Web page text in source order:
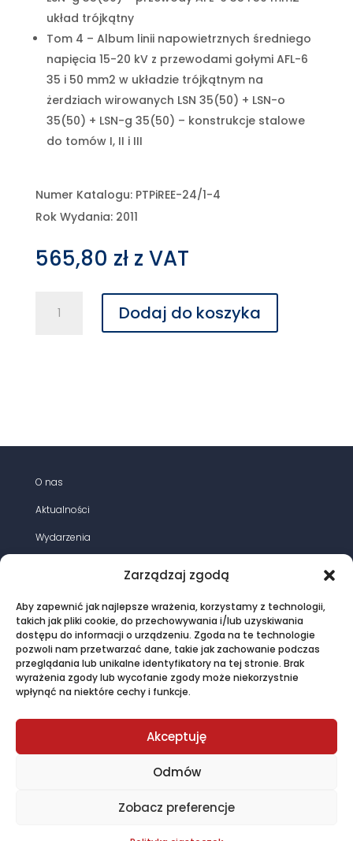
Zarządzaj zgodą
Aby zapewnić jak najlepsze wrażenia, korzystamy z technologii,
takich jak pliki cookie, do przechowywania i/lub uzyskiwania
dostępu do informacji o urządzeniu. Zgoda na te technologie
pozwoli nam przetwarzać dane, takie jak zachowanie podczas
przeglądania lub unikalne identyfikatory na tej stronie. Brak
wyrażenia zgody lub wycofanie zgody może niekorzystnie
wpłynąć na niektóre cechy i funkcje.
Akceptuję
Odmów
Zobacz preferencje
układ trójkątny
Tom 4 – Album linii napowietrznych średniego
napięcia 15-20 kV z przewodami gołymi AFL-6
35 i 50 mm2 w układzie trójkątnym na
żerdziach wirowanych LSN 35(50) + LSN-o
35(50) + LSN-g 35(50) – konstrukcje stalowe
do tomów I, II i III
Numer Katalogu: PTPiREE-24/1-4
Rok Wydania: 2011
565,80 zł z VAT
Albumy
kV
przewodami
w
układzie
trójkątnym
wirowanych
typu
E
i
ELV
LSN
35(50)
Dodaj do koszyka
O nas
Aktualności
Wydarzenia
Magazyn energia elektryczna
Oferta
Kontakt